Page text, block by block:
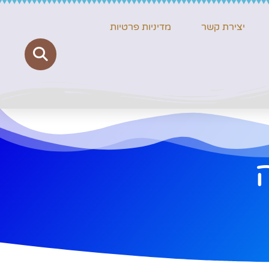
יצירת קשר מדיניות פרטיות